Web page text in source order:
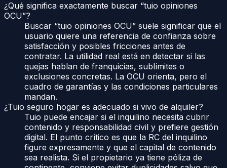
¿Qué significa exactamente buscar “tuio opiniones
OCU”?
Buscar “tuio opiniones OCU” suele significar que el
usuario quiere una referencia de confianza sobre
satisfacción y posibles fricciones antes de
contratar. La utilidad real está en detectar si las
quejas hablan de franquicias, sublímites o
exclusiones concretas. La OCU orienta, pero el
cuadro de garantías y las condiciones particulares
mandan.
¿Tuio seguro hogar es adecuado si vivo de alquiler?
Tuio puede encajar si el inquilino necesita cubrir
contenido y responsabilidad civil y prefiere gestión
digital. El punto crítico es que la RC del inquilino
figure expresamente y que el capital de contenido
sea realista. Si el propietario ya tiene póliza de